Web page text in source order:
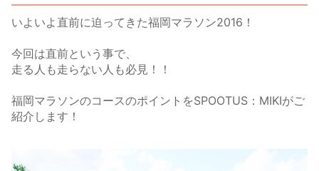
いよいよ直前に迫ってきた福岡マラソン2016！
今回は直前という事で、
走る人も走らない人も必見！！
福岡マラソンのコースのポイントをSPOOTUS：MIKIがご
紹介します！